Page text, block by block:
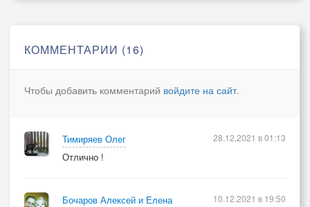
Стрелки быстро на часах -
Задержите нам мгновения,
Нас весна с тобой свела,
И волшебница земная,
В сказке таю, улетая,
КОММЕНТАРИИ (16)
Чтобы добавить комментарий войдите на сайт.
Тимиряев Олег
Отлично !
28.12.2021 в 01:13
Бочаров Алексей и Елена
10.12.2021 в 19:50